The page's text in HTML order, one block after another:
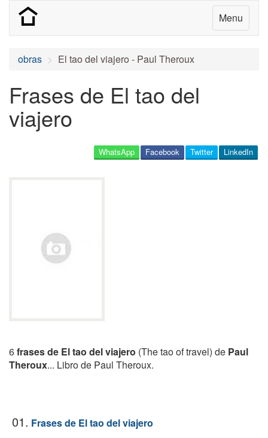
Menu
obras El tao del viajero - Paul Theroux
Frases de El tao del
viajero
LinkedIn
Twitter
Facebook
WhatsApp
6frases de El tao del viajero (The tao of travel) de Paul
Theroux... Libro de Paul Theroux.
01. Frases de El tao del viajero